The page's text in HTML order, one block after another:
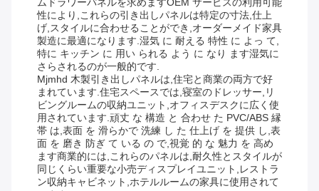
ムドラワーパネルを求めますOEM サービスの利用可能
性により,これらの引き出しパネルは特定の寸法,仕上
げ,スタイルに合わせることができ,オーダーメイド家具
製造に最適になります.湿気 に 耐える 特性 に よっ て,
特に キッチン に 用い られる よう に なり ます湿気に
さらされるのが一般的です.
Mjmhd 木製引き出しパネルは,住宅と商業の両方で好
まれています.住宅スペースでは,寝室のドレッサー,リ
ビングルームの収納ユニット,オフィスデスクに広く使
用されています.頑丈 な 構造 と 合わせ た PVC/ABS 縁
帯 は,表面 を 滑らかで 洗練 し た 仕上げ を 提供 し,表
面 を 磨き 防ぎ て いる の で,視覚 的 な 魅力 を 高め
ます商業的には,これらのパネルは,耐久性とスタイルが
同じくらい重要な小売ディスプレイユニット,レストラ
ン収納キャビネット,ホテルルームの家具に使用されて